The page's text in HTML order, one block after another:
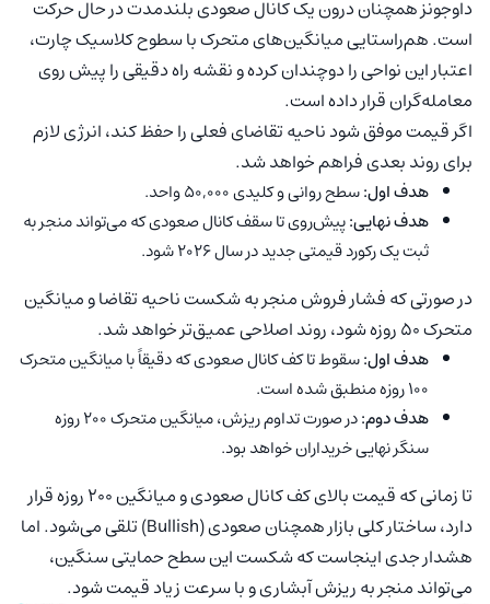
داوجونز همچنان درون یک کانال صعودی بلندمدت در حال حرکت
است. هم‌راستایی میانگین‌های متحرک با سطوح کلاسیک چارت،
اعتبار این نواحی را دوچندان کرده و نقشه راه دقیقی را پیش روی
معامله‌گران قرار داده است.
اگر قیمت موفق شود ناحیه تقاضای فعلی را حفظ کند، انرژی لازم
برای روند بعدی فراهم خواهد شد.
هدف اول:سطح روانی و کلیدی ۵۰,۰۰۰ واحد.
هدف نهایی:پیش‌روی تا سقف کانال صعودی که می‌تواند منجر به
ثبت یک رکورد قیمتی جدید در سال ۲۰۲۶ شود.
در صورتی که فشار فروش منجر به شکست ناحیه تقاضا و میانگین
متحرک ۵۰ روزه شود، روند اصلاحی عمیق‌تر خواهد شد.
هدف اول:سقوط تا کف کانال صعودی که دقیقاً با میانگین متحرک
۱۰۰ روزه منطبق شده است.
هدف دوم:
در صورت تداوم ریزش، میانگین متحرک ۲۰۰ روزه
سنگر نهایی خریداران خواهد بود.
تا زمانی که قیمت بالای کف کانال صعودی و میانگین ۲۰۰ روزه قرار
دارد، ساختار کلی بازار همچنان صعودی (Bullish) تلقی می‌شود. اما
هشدار جدی اینجاست که شکست این سطح حمایتی سنگین،
می‌تواند منجر به ریزش آبشاری و با سرعت زیاد قیمت شود.